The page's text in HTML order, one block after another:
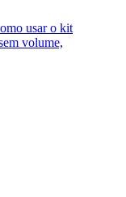
usar o kit
volume,